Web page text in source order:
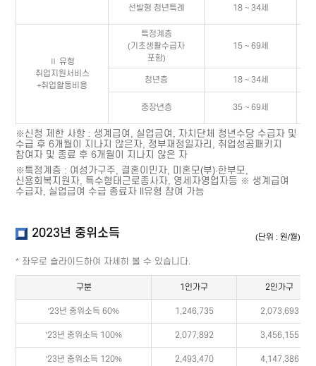
선발형 청년특례 18 ~ 34세
Ⅱ 유형
취업지원서비스
+취업활동비용
특정계층
(기초생활수급자
포함)
15 ~ 69세
청년층 18 ~ 34세
중장년층 35 ~ 69세
※신청 제한 사항 : 생계급여, 실업금여, 자치단체 청년수당 수급자 및
수급 후 6개월이 지나지 않은자, 정부재정일자리, 취업성공패키지
참여자 및 종료 후 6개월이 지나지 않은 자
※특정계층 : 여성가구주, 결혼이민자, 미혼모(부)·한부모,
신용회복지원자, 특수형태근로종사자, 영세자영업자등 ※ 생계급여
수급자, 실업급여 수급 종료자 II유형 참여 가능
2023년 중위소득 (단위 : 원/월)
* 좌우로 슬라이드하여 자세히 볼 수 있습니다.
구분 1인가구 2인가구
'23년 중위소득 60% 1,246,735 2,073,693
'23년 중위소득 100% 2,077,892 3,456,155
'23년 중위소득 120% 2,493,470 4,147,386